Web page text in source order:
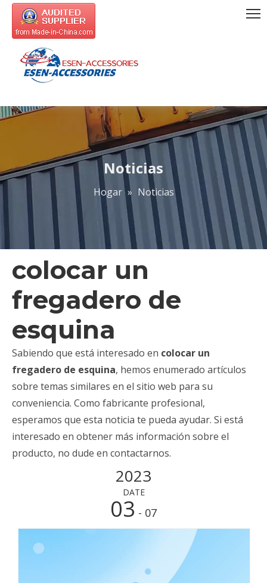
Noticias
Hogar » Noticias
colocar un
fregadero de
esquina
Sabiendo que está interesado en colocar un
fregadero de esquina, hemos enumerado artículos
sobre temas similares en el sitio web para su
conveniencia. Como fabricante profesional,
esperamos que esta noticia te pueda ayudar. Si está
interesado en obtener más información sobre el
producto, no dude en contactarnos.
2023
DATE
03 - 07